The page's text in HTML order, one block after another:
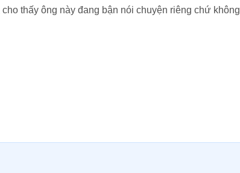
thấy ông này đang bận nói chuyện riêng chứ không